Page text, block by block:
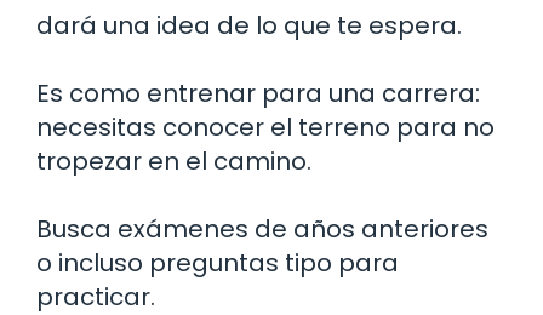
dará una idea de lo que te espera.
Es como entrenar para una carrera:
necesitas conocer el terreno para no
tropezar en el camino.
Busca exámenes de años anteriores
o incluso preguntas tipo para
practicar.